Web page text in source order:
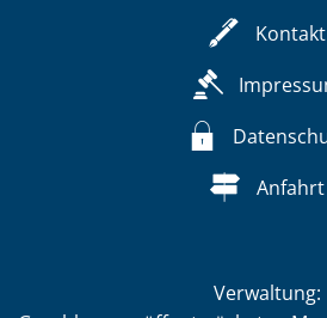
Kontakt
Anfahrt
Verwaltung: